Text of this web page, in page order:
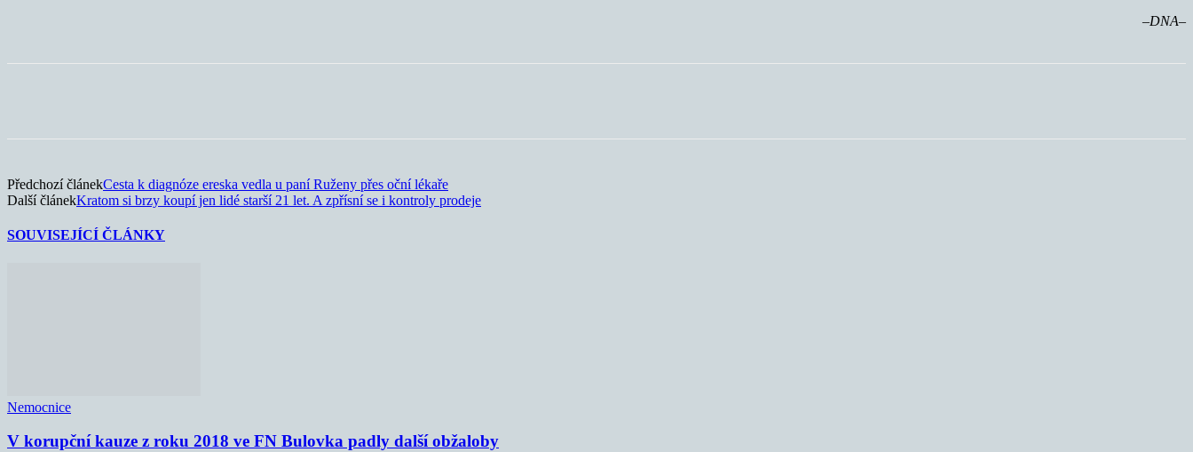
–DNA–
Předchozí článekCesta k diagnóze ereska vedla u paní Ruženy přes oční lékaře
Další článekKratom si brzy koupí jen lidé starší 21 let. A zpřísní se i kontroly prodeje
SOUVISEJÍCÍ ČLÁNKY
Nemocnice
V korupční kauze z roku 2018 ve FN Bulovka padly další obžaloby